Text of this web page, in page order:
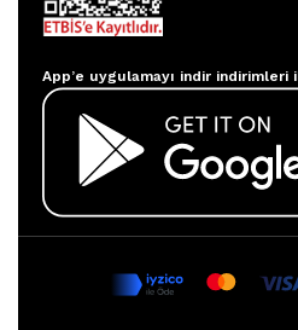
App’e uygulamayı indir indirimleri